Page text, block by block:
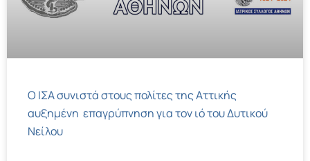
Ο ΙΣΑ συνιστά στους πολίτες της Αττικής
αυξημένη επαγρύπνηση για τον ιό του Δυτικού
Νείλου